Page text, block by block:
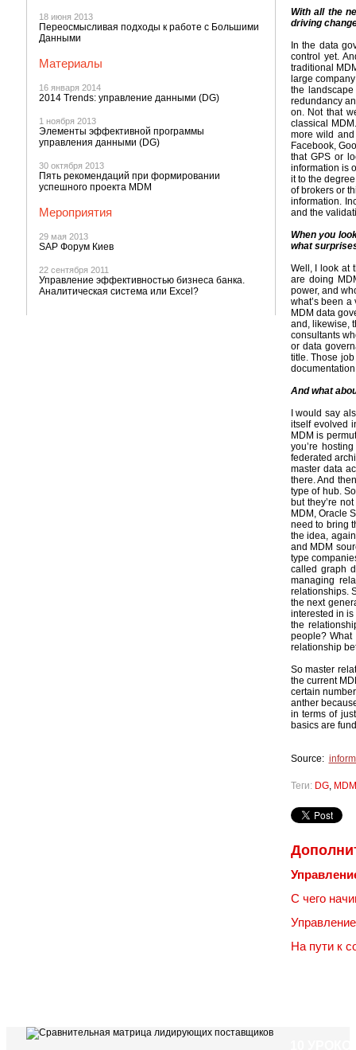
18 июня 2013
Переосмысливая подходы к работе с Большими
Данными
Материалы
16 января 2014
2014 Trends: управление данными (DG)
1 ноября 2013
Элементы эффективной программы
управления данными (DG)
30 октября 2013
Пять рекомендаций при формировании
успешного проекта MDM
Мероприятия
29 мая 2013
SAP Форум Киев
22 сентября 2011
Управление эффективностью бизнеса банка.
Аналитическая система или Excel?
With all the
driving
In the data
control yet.
traditional
large
the
redundancy
on. Not that
classical
more wild
Facebook,
that GPS or
information is
it to the
of brokers or
information.
and the
When you
what
Well, I look at
are doing
power, and
what’s been
MDM data
and, likewise,
consultants
or data
title. Those
And what
I would say
itself evolved
MDM is
you’re
federated
master data
there. And
type of hub.
but they’re
MDM, Oracle
need to bring
the idea,
and MDM
type
called graph
managing
relationships.
the next
interested in
the
people?
relationship
So master
the current
certain
anther
in terms of
basics are
Source:
Теги: DG, MDM
С чего
На пути к